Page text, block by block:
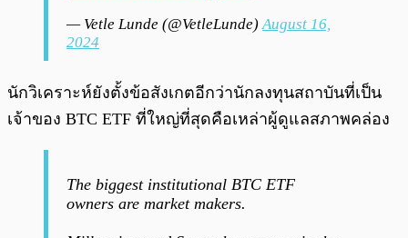
— Vetle Lunde (@VetleLunde)August 16,
2024
นักวิเคราะห์ยังตั้งข้อสังเกตอีกว่านักลงทุนสถาบันที่เป็น
เจ้าของ BTC ETF ที่ใหญ่ที่สุดคือเหล่าผู้ดูแลสภาพคล่อง
The biggest institutional BTC ETF
owners are market makers.